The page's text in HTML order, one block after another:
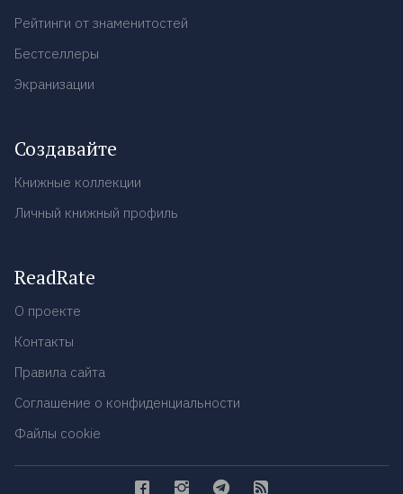
Рейтинги от знаменитостей
Бестселлеры
Экранизации
Создавайте
Книжные коллекции
Личный книжный профиль
ReadRate
О проекте
Контакты
Правила сайта
Соглашение о конфиденциальности
Файлы cookie